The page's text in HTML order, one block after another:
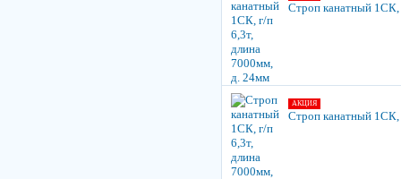
Строп канатный 1СК,
АКЦИЯ
Строп канатный